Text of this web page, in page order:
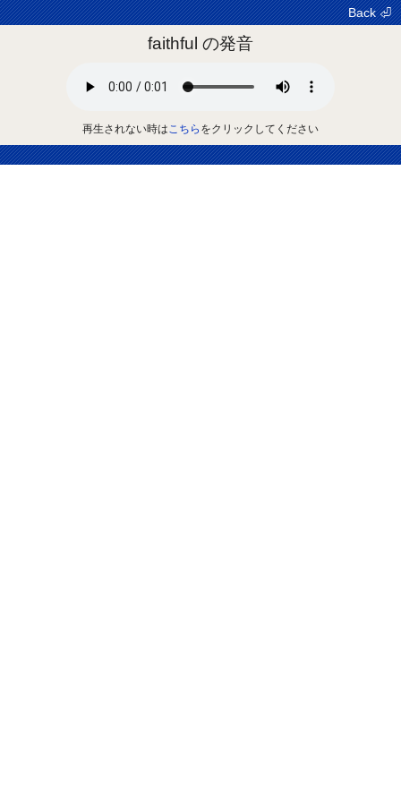
Back ⏎
faithful の発音
再生されない時はこちら をクリックしてください